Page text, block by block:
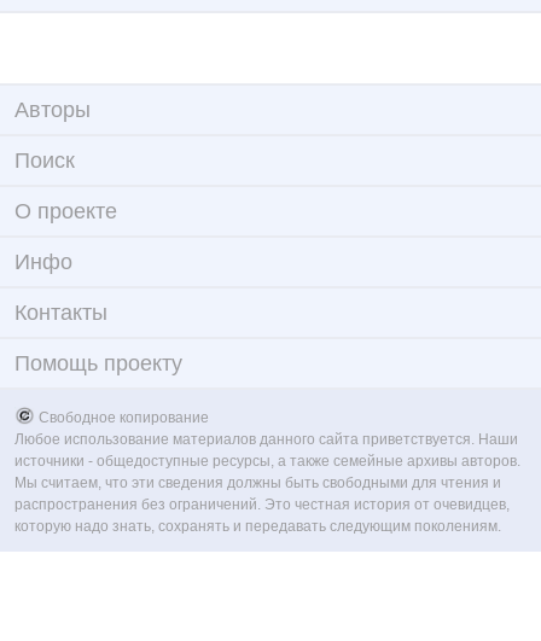
Авторы
Поиск
О проекте
Инфо
Контакты
Помощь проекту
Свободное копирование
Любое использование материалов данного сайта приветствуется. Наши
источники - общедоступные ресурсы, а также семейные архивы авторов.
Мы считаем, что эти сведения должны быть свободными для чтения и
распространения без ограничений. Это честная история от очевидцев,
которую надо знать, сохранять и передавать следующим поколениям.